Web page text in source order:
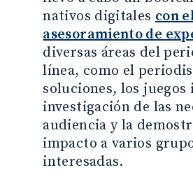
nativos digitales con
asesoramiento de
diversas áreas del
línea, como el
soluciones, los
investigación de las
audiencia y la
impacto a varios
interesadas.